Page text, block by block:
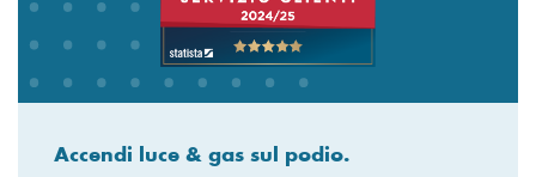
Accendi luce & gas sul podio.